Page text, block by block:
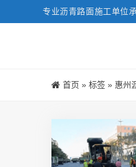
专业沥青路面施工单位
首页 » 标签 » 惠州